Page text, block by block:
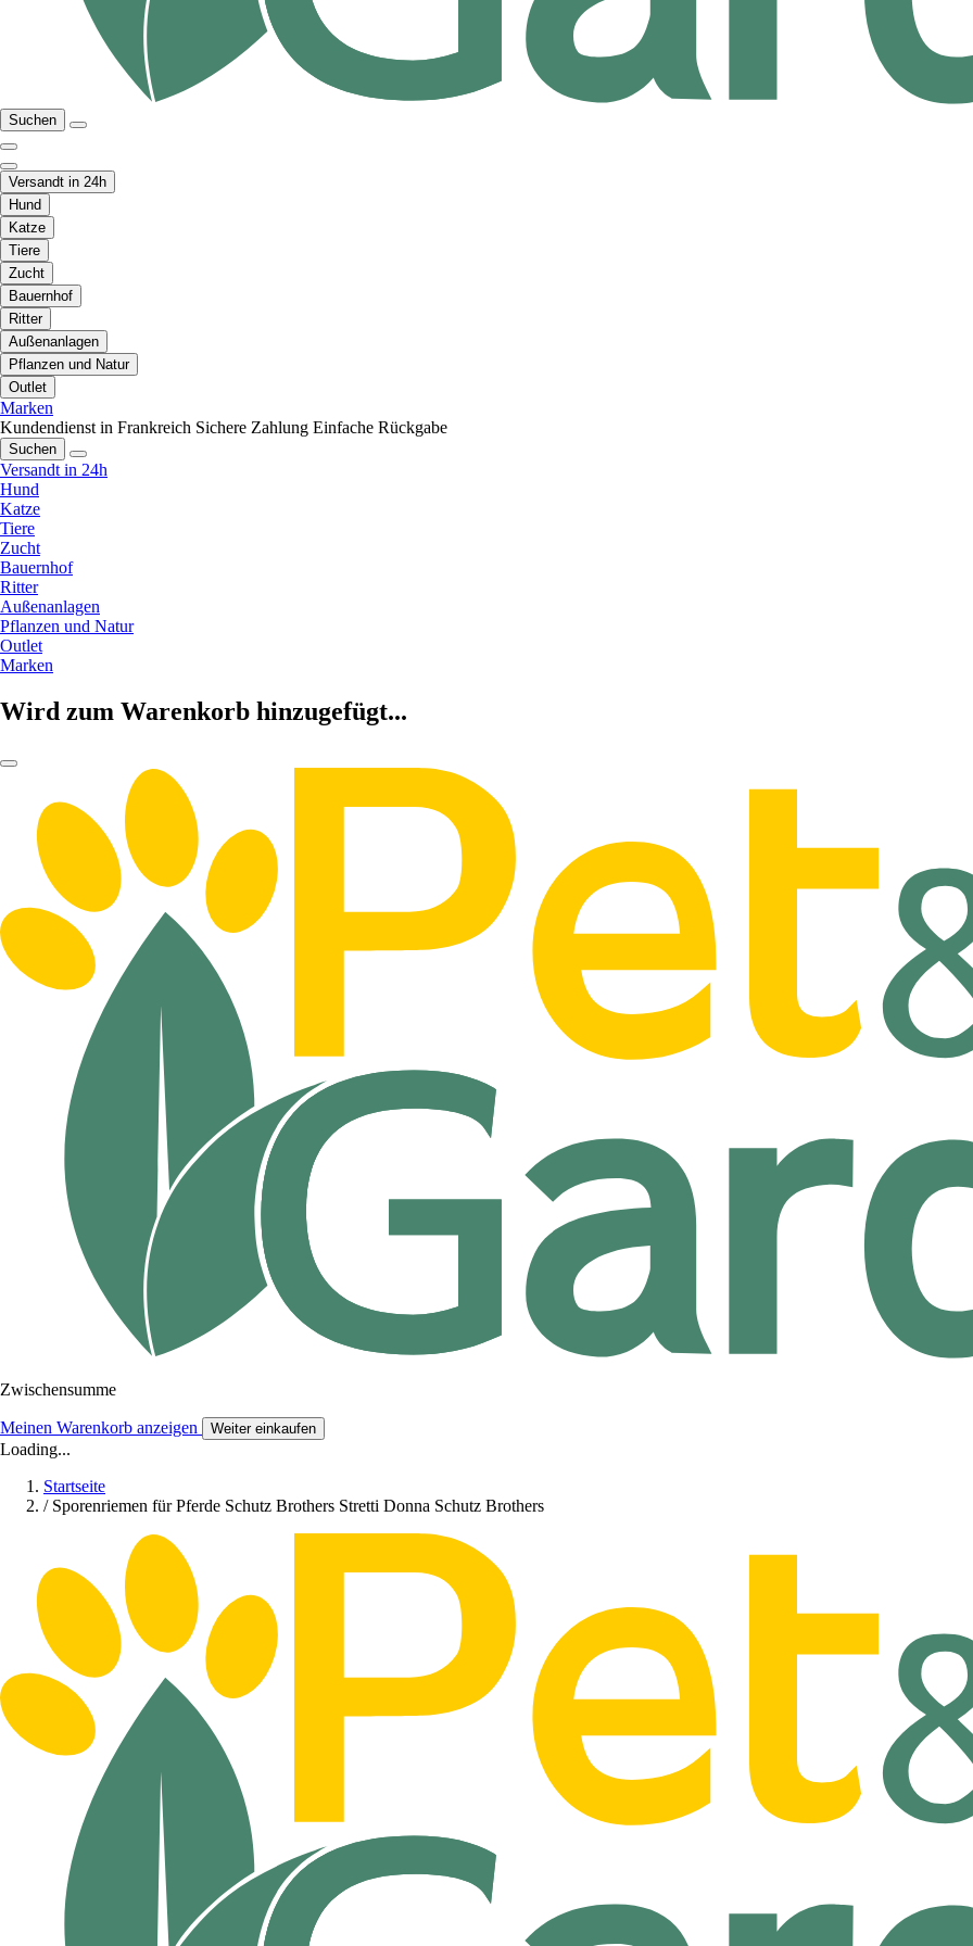
Suchen
Versandt in 24h
Hund
Katze
Tiere
Zucht
Bauernhof
Ritter
Außenanlagen
Pflanzen und Natur
Outlet
Marken
Kundendienst in Frankreich Sichere Zahlung Einfache Rückgabe
Suchen
Versandt in 24h
Hund
Katze
Tiere
Zucht
Bauernhof
Ritter
Außenanlagen
Pflanzen und Natur
Outlet
Marken
Wird zum Warenkorb hinzugefügt...
Zwischensumme
Meinen Warenkorb anzeigen Weiter einkaufen
Loading...
Startseite
/ Sporenriemen für Pferde Schutz Brothers Stretti Donna Schutz Brothers